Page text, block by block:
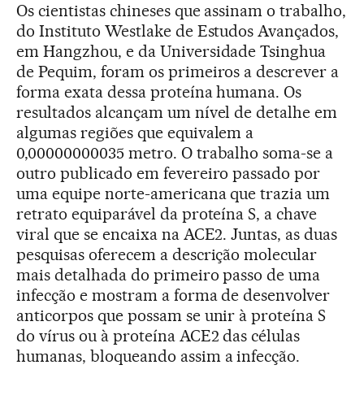
Os cientistas chineses que assinam o trabalho,
do Instituto Westlake de Estudos Avançados,
em Hangzhou, e da Universidade Tsinghua
de Pequim, foram os primeiros a descrever a
forma exata dessa proteína humana. Os
resultados alcançam um nível de detalhe em
algumas regiões que equivalem a
0,00000000035 metro. O trabalho soma-se a
outro publicado em fevereiro passado por
uma equipe norte-americana que trazia um
retrato equiparável da proteína S, a chave
viral que se encaixa na ACE2. Juntas, as duas
pesquisas oferecem a descrição molecular
mais detalhada do primeiro passo de uma
infecção e mostram a forma de desenvolver
anticorpos que possam se unir à proteína S
do vírus ou à proteína ACE2 das células
humanas, bloqueando assim a infecção.